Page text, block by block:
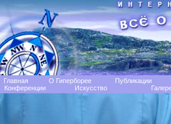
Главная О Гиперборее
Публикации
Конференции
Искусство